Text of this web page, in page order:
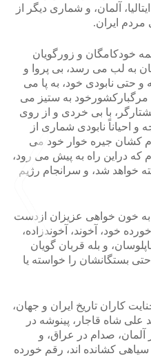
آلمان، و شماری دیگر از
ایران.
خودکامگان و زورگویان
به لب می رسد، بی پروا و
حتی نابودی خود، به پا می
مرگبارکشورخود به ستیز می
با بی خردی و از روی
احیاناً نابودی شماری از
کشان جیره خوار خود می
که دراین راه به پیش می رود،
خواهد شد، و سرانجام رژیم
به خون خواهی عزیزان ازدست
خود، آخوند، آخوندزاده،
و بله قربان گویان
بستگانشان را خواسته یا
کاران تاریخ ایران و جهان،
شاه قاجار، پینوشه در
آلمان، صدام در عراق، و
کشانده اند، رقم خورده